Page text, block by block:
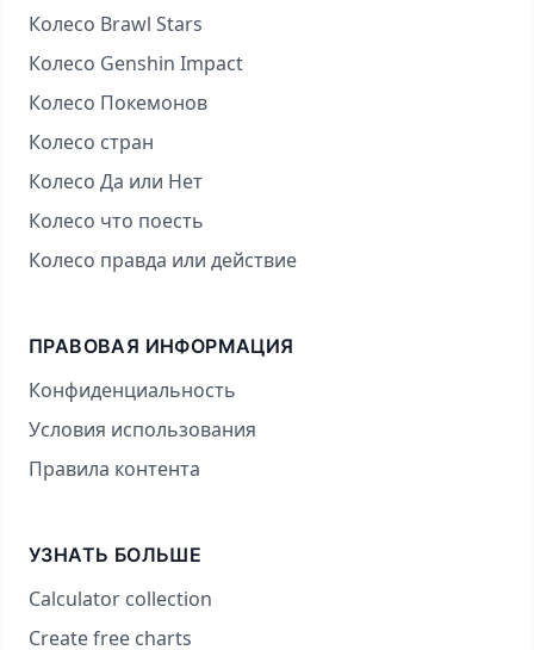
Колесо Brawl Stars
Колесо Genshin Impact
Колесо Покемонов
Колесо стран
Колесо Да или Нет
Колесо что поесть
Колесо правда или действие
ПРАВОВАЯ ИНФОРМАЦИЯ
Конфиденциальность
Условия использования
Правила контента
УЗНАТЬ БОЛЬШЕ
Calculator collection
Create free charts